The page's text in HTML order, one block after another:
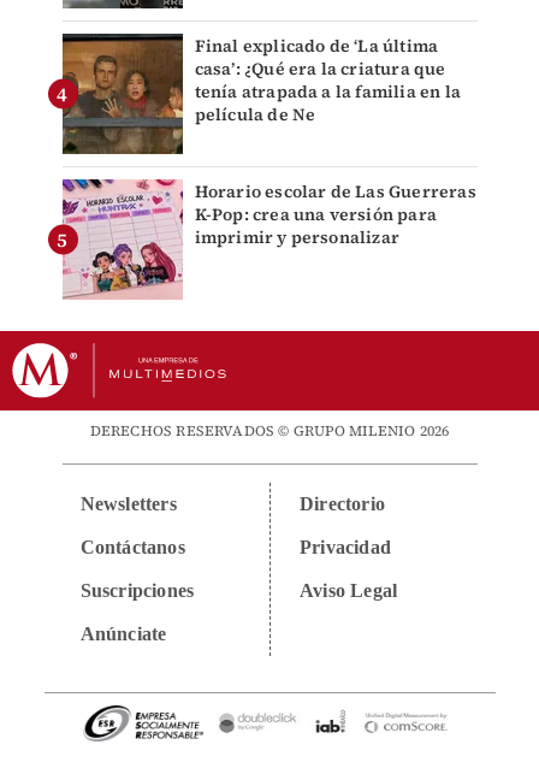
Final explicado de ‘La última
casa’: ¿Qué era la criatura que
tenía atrapada a la familia en la
película de Ne
Horario escolar de Las Guerreras
K-Pop: crea una versión para
imprimir y personalizar
DERECHOS RESERVADOS © GRUPO MILENIO 2026
Newsletters
Contáctanos
Suscripciones
Anúnciate
Directorio
Privacidad
Aviso Legal